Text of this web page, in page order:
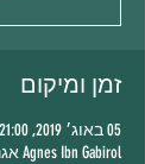
זמן ומיקום
05 באוג׳ 2019, 21:00